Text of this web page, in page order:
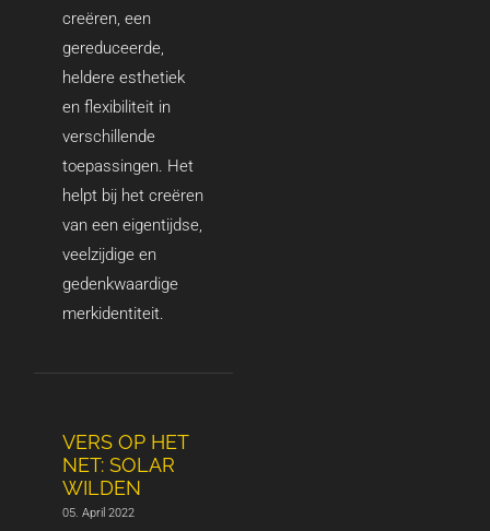
creëren, een
gereduceerde,
heldere esthetiek
en flexibiliteit in
verschillende
toepassingen. Het
helpt bij het creëren
van een eigentijdse,
veelzijdige en
gedenkwaardige
merkidentiteit.
VERS OP HET
NET: SOLAR
WILDEN
05. April 2022